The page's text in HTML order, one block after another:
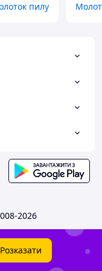
пилу
2026
Розказати